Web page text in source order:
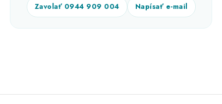
Zavolať 0944 909 004 Napísať e-mail